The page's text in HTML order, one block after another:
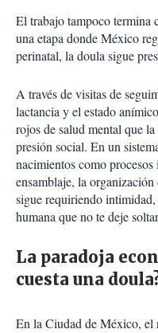
El trabajo tampoco termina
una etapa donde México
perinatal, la doula sigue
A través de visitas de
lactancia y el estado
rojos de salud mental que
presión social. En un
nacimientos como
ensamblaje, la organización
sigue requiriendo
humana que no te deje
La paradoja
cuesta una
En la Ciudad de México, el